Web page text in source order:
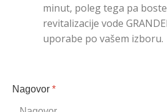
minut, poleg tega pa
revitalizacije vode
uporabe po vašem izboru.
Nagovor *